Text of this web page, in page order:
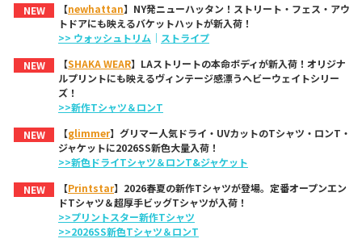
NEW
【newhattan】NY発ニューハッタン！ストリート・フェス・アウ
トドアにも映えるバケットハットが新入荷！
>> ウォッシュトリム ｜ ストライプ
NEW
【SHAKA WEAR】LAストリートの本命ボディが新入荷！オリジナ
ルプリントにも映えるヴィンテージ感漂うヘビーウェイトシリー
ズ！
>>新作Tシャツ＆ロンT
NEW
【glimmer】グリマー人気ドライ・UVカットのTシャツ・ロンT・
ジャケットに2026SS新色大量入荷！
>>新色ドライTシャツ＆ロンT&ジャケット
NEW
【Printstar】2026春夏の新作Tシャツが登場。定番オープンエン
ドTシャツ＆超厚手ビッグTシャツが入荷！
>>プリントスター新作Tシャツ
>>2026SS新色Tシャツ＆ロンT